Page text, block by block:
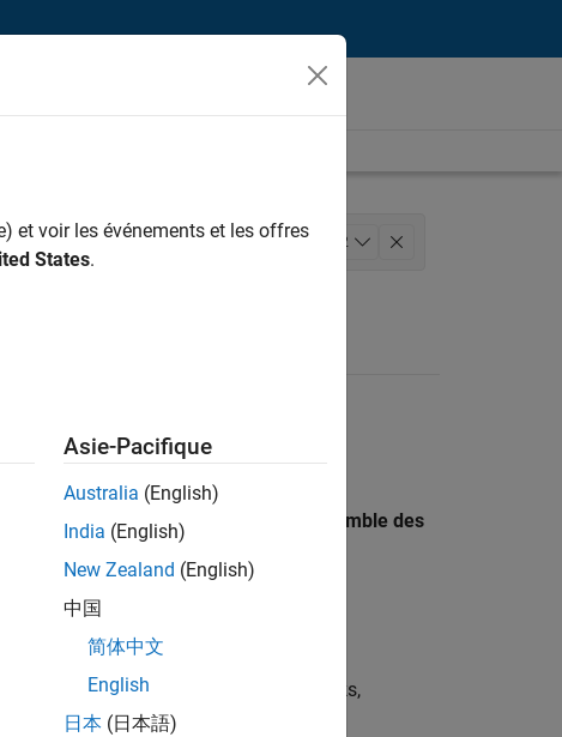
versions 2
recherche par lieu pour trouver l’ensemble des
test strategies, scalable test frameworks,
et voir les événements et les offres
States.
Asie-Pacifique
Australia (English)
India (English)
New Zealand (English)
中国
简体中文
English
日本 (日本語)